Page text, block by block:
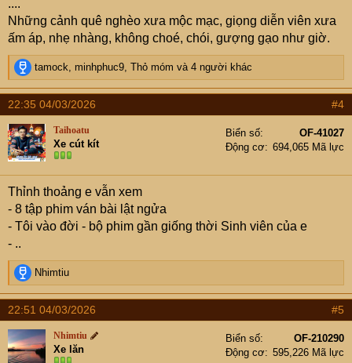
....
Những cảnh quê nghèo xưa mộc mạc, giọng diễn viên xưa
ấm áp, nhẹ nhàng, không choé, chói, gượng gạo như giờ.
R
e
a
c
t
i
o
n
s
:
tamock minhphuc9 Thỏ móm và 4 người khác
22:35 04/03/2026 #4
Taihoatu
Xe cút kít
Biển số
OF-41027
Động cơ
694,065 Mã lực
Thỉnh thoảng e vẫn xem
- 8 tập phim ván bài lật ngửa
- Tôi vào đời - bộ phim gần giống thời Sinh viên của e
- ..
R
e
a
c
t
i
o
Nhimtiu
22:51 04/03/2026 #5
Nhimtiu
Xe lăn
Biển số
OF-210290
Động cơ
595,226 Mã lực